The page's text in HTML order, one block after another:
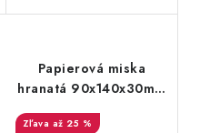
Papierová miska
hranatá 90x140x30mm
až 25 %